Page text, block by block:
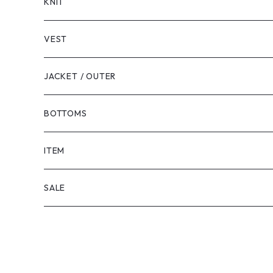
VEST
JACKET / OUTER
BOTTOMS
SHORTS
PANTS
ITEM
SALE